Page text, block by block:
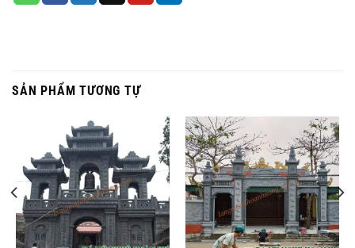
SẢN PHẨM TƯƠNG TỰ